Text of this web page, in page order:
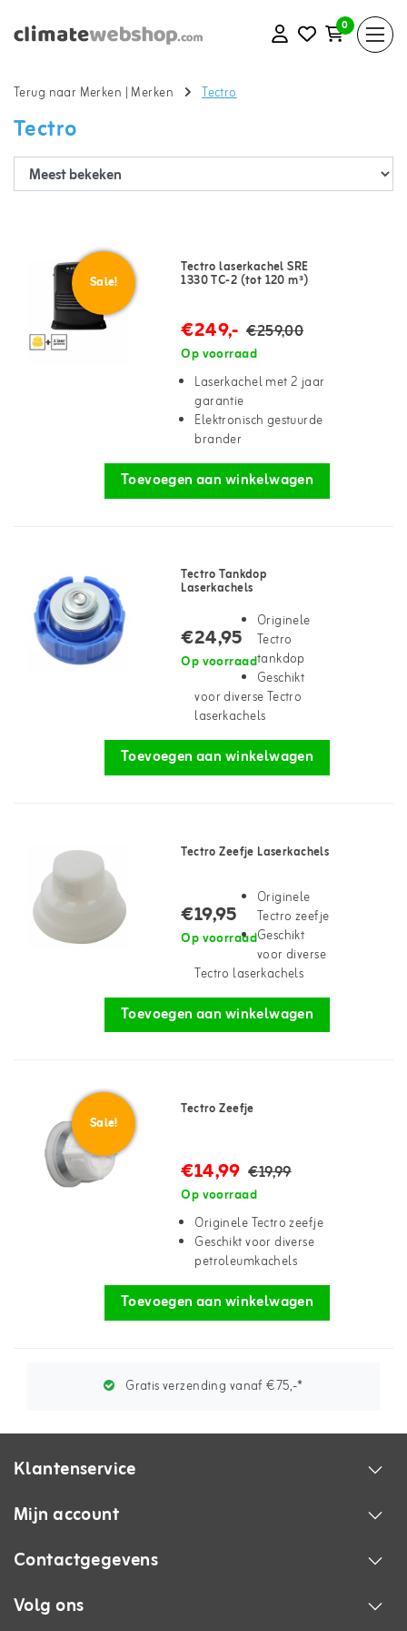
0
Terug naar Merken | Merken Tectro
Tectro
Sale!
Tectro laserkachel SRE
1330 TC-2 (tot 120 m³)
€249,- €259,00
Op voorraad
Laserkachel met 2 jaar
garantie
Elektronisch gestuurde
brander
Toevoegen aan winkelwagen
Tectro Tankdop
Laserkachels
€24,95
Op voorraad
Originele
Tectro
tankdop
Geschikt
voor diverse Tectro
laserkachels
Toevoegen aan winkelwagen
Tectro Zeefje Laserkachels
€19,95
Op voorraad
Originele
Tectro zeefje
Geschikt
voor diverse
Tectro laserkachels
Toevoegen aan winkelwagen
Sale!
Tectro Zeefje
€14,99 €19,99
Op voorraad
Originele Tectro zeefje
Geschikt voor diverse
petroleumkachels
Toevoegen aan winkelwagen
Gratis verzending vanaf €75,-*
Klantenservice
Mijn account
Contactgegevens
Volg ons